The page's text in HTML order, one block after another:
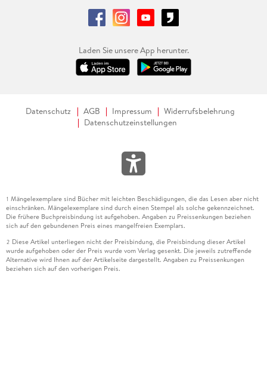
Laden Sie unsere App herunter.
Datenschutz AGB Impressum
Widerrufsbelehrung
Datenschutzeinstellungen
1 Mängelexemplare sind Bücher mit leichten Beschädigungen, die das Lesen aber nicht
einschränken. Mängelexemplare sind durch einen Stempel als solche gekennzeichnet.
Die frühere Buchpreisbindung ist aufgehoben. Angaben zu Preissenkungen beziehen
sich auf den gebundenen Preis eines mangelfreien Exemplars.
2 Diese Artikel unterliegen nicht der Preisbindung, die Preisbindung dieser Artikel
wurde aufgehoben oder der Preis wurde vom Verlag gesenkt. Die jeweils zutreffende
Alternative wird Ihnen auf der Artikelseite dargestellt. Angaben zu Preissenkungen
beziehen sich auf den vorherigen Preis.